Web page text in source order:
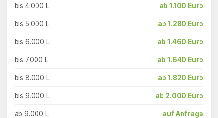
bis 4.000 L ab 1.100 Euro
bis 5.000 L ab 1.280 Euro
bis 6.000 L ab 1.460 Euro
bis 7.000 L ab 1.640 Euro
bis 8.000 L ab 1.820 Euro
bis 9.000 L ab 2.000 Euro
ab 9.000 L auf Anfrage